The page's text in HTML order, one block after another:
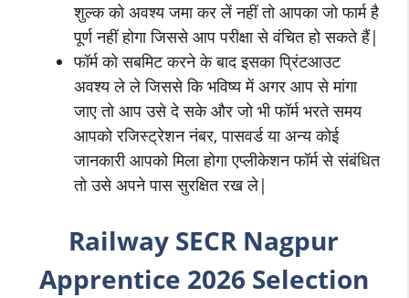
शुल्क को अवश्य जमा कर लें नहीं तो आपका जो फार्म है
पूर्ण नहीं होगा जिससे आप परीक्षा से वंचित हो सकते हैं|
फॉर्म को सबमिट करने के बाद इसका प्रिंटआउट
अवश्य ले ले जिससे कि भविष्य में अगर आप से मांगा
जाए तो आप उसे दे सके और जो भी फॉर्म भरते समय
आपको रजिस्ट्रेशन नंबर, पासवर्ड या अन्य कोई
जानकारी आपको मिला होगा एप्लीकेशन फॉर्म से संबंधित
तो उसे अपने पास सुरक्षित रख ले|
Railway SECR Nagpur
Apprentice 2026 Selection